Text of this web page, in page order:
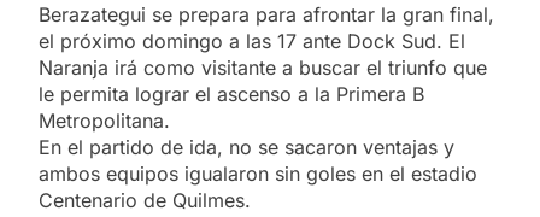
Berazategui se prepara para afrontar la gran final,
el próximo domingo a las 17 ante Dock Sud. El
Naranja irá como visitante a buscar el triunfo que
le permita lograr el ascenso a la Primera B
Metropolitana.
En el partido de ida, no se sacaron ventajas y
ambos equipos igualaron sin goles en el estadio
Centenario de Quilmes.